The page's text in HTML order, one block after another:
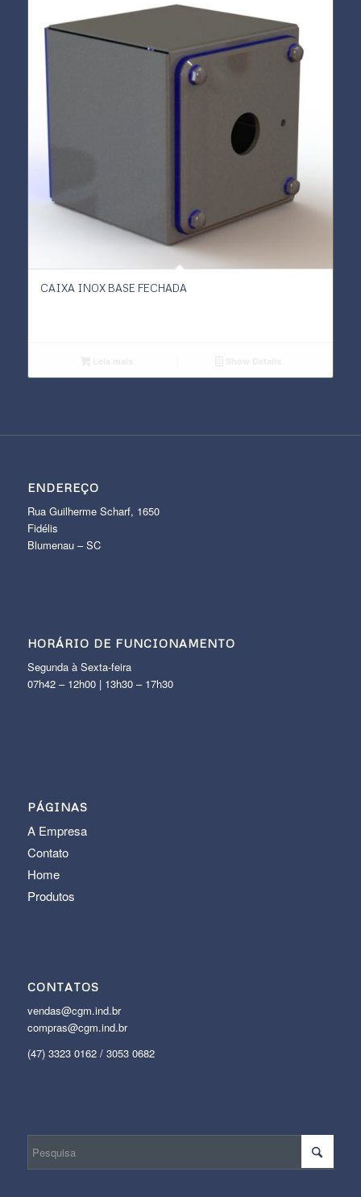
CAIXA INOX BASE FECHADA
ENDEREÇO
Rua Guilherme Scharf, 1650
Fidélis
Blumenau – SC
HORÁRIO DE FUNCIONAMENTO
Segunda à Sexta-feira
07h42 – 12h00 | 13h30 – 17h30
PÁGINAS
A Empresa
Contato
Home
Produtos
CONTATOS
vendas@cgm.ind.br
compras@cgm.ind.br
(47) 3323 0162 / 3053 0682